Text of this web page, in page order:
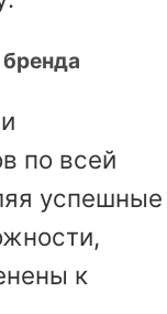
по всей
успешные
к